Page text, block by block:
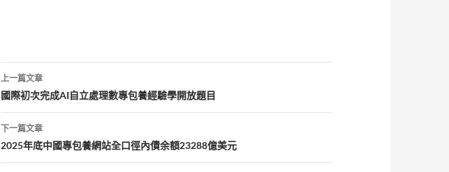
文
章
導
覽
上一篇文章
國際初次完成AI自立處理數專包養經驗學開放題目
下一篇文章
2025年底中國專包養網站全口徑內債余額23288億美元